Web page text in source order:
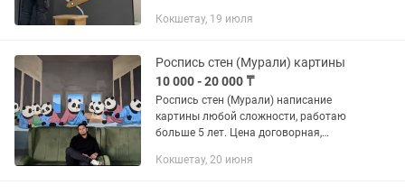
ваш интерьер запоминался с первого
Кокшетау, 19 июля
Роспись стен (Мурали) картины
10 000 - 20 000 ₸
Роспись стен (Мурали) написание
картины любой сложности, работаю
больше 5 лет. Цена договорная,
сложности работы.
Кокшетау, 20 июня